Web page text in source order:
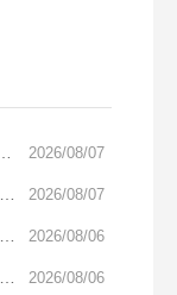
2026/08/07
2026/08/07
2026/08/06
2026/08/06